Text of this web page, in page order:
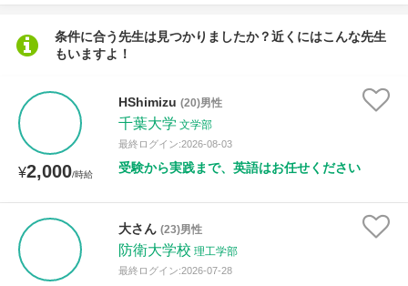
条件に合う先生は見つかりましたか？近くにはこんな先生
もいますよ！
¥2,000/時給
HShimizu (20)男性
千葉大学 文学部
最終ログイン:2026-08-03
受験から実践まで、英語はお任せください
大さん (23)男性
防衛大学校 理工学部
最終ログイン:2026-07-28